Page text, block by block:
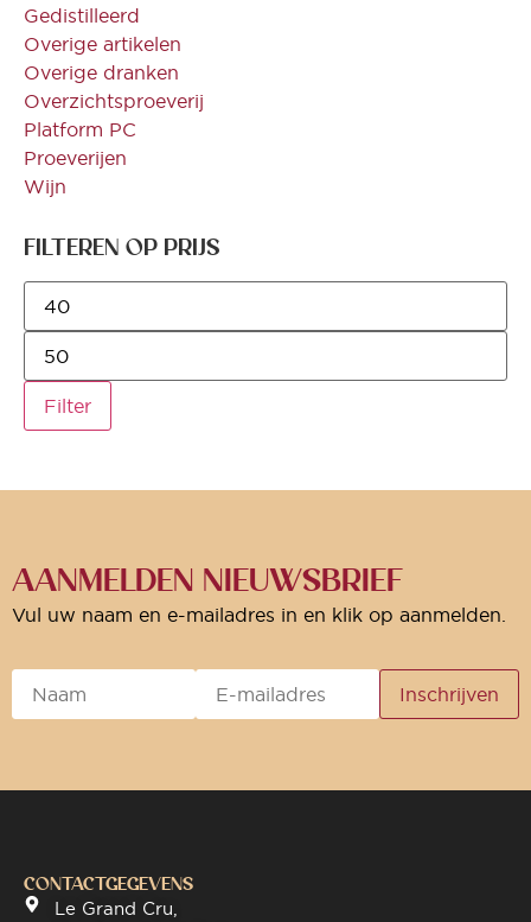
Gedistilleerd
Overige artikelen
Overige dranken
Overzichtsproeverij
Platform PC
Proeverijen
Wijn
FILTEREN OP PRIJS
Filter
AANMELDEN NIEUWSBRIEF
Vul uw naam en e-mailadres in en klik op aanmelden.
CONTACTGEGEVENS
Le Grand Cru,